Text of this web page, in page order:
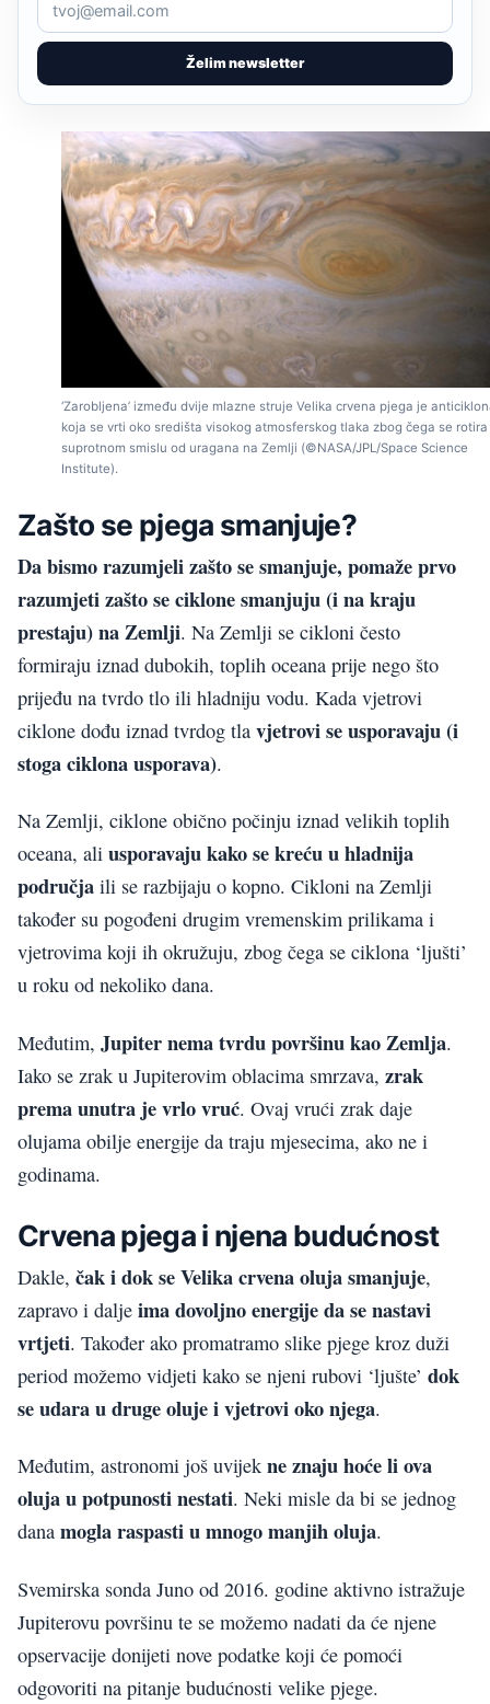
Želim newsletter
‘Zarobljena’ između dvije mlazne struje Velika crvena pjega je
koja se vrti oko središta visokog atmosferskog tlaka zbog čega se rotira
suprotnom smislu od uragana na Zemlji (©NASA/JPL/Space Science
Institute).
Zašto se pjega smanjuje?
Da bismo razumjeli zašto se smanjuje, pomaže prvo
razumjeti zašto se ciklone smanjuju (i na kraju
prestaju) na Zemlji. Na Zemlji se cikloni često
formiraju iznad dubokih, toplih oceana prije nego što
prijeđu na tvrdo tlo ili hladniju vodu. Kada vjetrovi
ciklone dođu iznad tvrdog tla vjetrovi se usporavaju (i
stoga ciklona usporava).
Na Zemlji, ciklone obično počinju iznad velikih toplih
oceana, ali usporavaju kako se kreću u hladnija
područja ili se razbijaju o kopno. Cikloni na Zemlji
također su pogođeni drugim vremenskim prilikama i
vjetrovima koji ih okružuju, zbog čega se ciklona ‘ljušti’
u roku od nekoliko dana.
Međutim, Jupiter nema tvrdu površinu kao Zemlja.
Iako se zrak u Jupiterovim oblacima smrzava, zrak
prema unutra je vrlo vruć. Ovaj vrući zrak daje
olujama obilje energije da traju mjesecima, ako ne i
godinama.
Crvena pjega i njena budućnost
Dakle, čak i dok se Velika crvena oluja smanjuje,
zapravo i dalje ima dovoljno energije da se nastavi
vrtjeti. Također ako promatramo slike pjege kroz duži
period možemo vidjeti kako se njeni rubovi ‘ljušte’ dok
se udara u druge oluje i vjetrovi oko njega.
Međutim, astronomi još uvijek ne znaju hoće li ova
oluja u potpunosti nestati. Neki misle da bi se jednog
dana mogla raspasti u mnogo manjih oluja.
Svemirska sonda Juno od 2016. godine aktivno istražuje
Jupiterovu površinu te se možemo nadati da će njene
opservacije donijeti nove podatke koji će pomoći
odgovoriti na pitanje budućnosti velike pjege.